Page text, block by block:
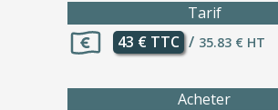
Tarif
43 € TTC / 35.83 € HT
Acheter